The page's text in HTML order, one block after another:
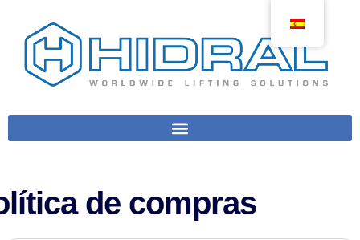
de compras